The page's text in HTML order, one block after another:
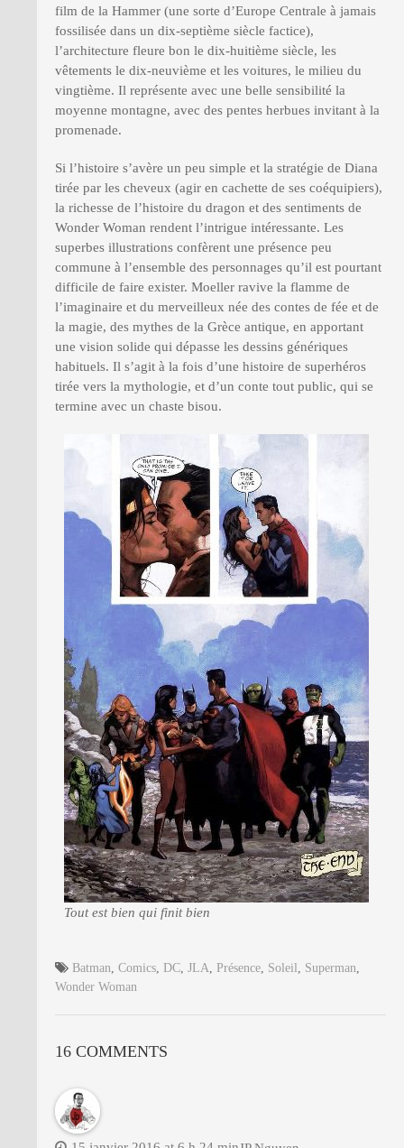
film de la Hammer (une sorte d’Europe Centrale à jamais
fossilisée dans un dix-septième siècle factice),
l’architecture fleure bon le dix-huitième siècle, les
vêtements le dix-neuvième et les voitures, le milieu du
vingtième. Il représente avec une belle sensibilité la
moyenne montagne, avec des pentes herbues invitant à la
promenade.
Si l’histoire s’avère un peu simple et la stratégie de Diana
tirée par les cheveux (agir en cachette de ses coéquipiers),
la richesse de l’histoire du dragon et des sentiments de
Wonder Woman rendent l’intrigue intéressante. Les
superbes illustrations confèrent une présence peu
commune à l’ensemble des personnages qu’il est pourtant
difficile de faire exister. Moeller ravive la flamme de
l’imaginaire et du merveilleux née des contes de fée et de
la magie, des mythes de la Grèce antique, en apportant
une vision solide qui dépasse les dessins génériques
habituels. Il s’agit à la fois d’une histoire de superhéros
tirée vers la mythologie, et d’un conte tout public, qui se
termine avec un chaste bisou.
Tout est bien qui finit bien
Batman Comics DC JLA Présence Soleil Superman
Wonder Woman
16 COMMENTS